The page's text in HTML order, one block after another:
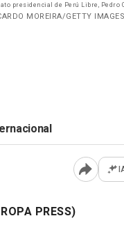
presidencial de Perú Libre, Pedro
MOREIRA/GETTY IMAGES
Abrir
PRESS)